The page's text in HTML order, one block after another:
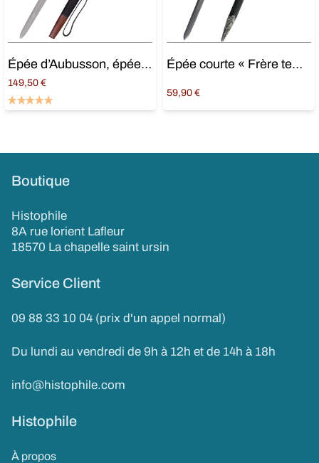
Épée d’Aubusson, épée médiévale
149,50 €
Ajouter au panier
Épée courte « Frère templier »
59,90 €
Ajouter au panier
Boutique
Histophile
8A rue lorient Lafleur
18570 La chapelle saint ursin
Service Client
09 88 33 10 04 (prix d'un appel normal)
Du lundi au vendredi de 9h à 12h et de 14h à 18h
info@histophile.com
Histophile
À propos